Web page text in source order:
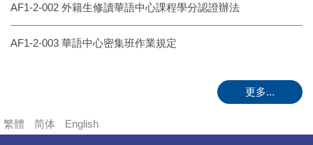
AF1-2-002 外籍生修讀華語中心課程學分認證辦法
AF1-2-003 華語中心密集班作業規定
更多...
繁體 简体 English